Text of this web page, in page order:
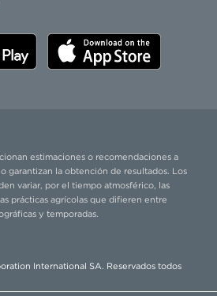
estimaciones o recomendaciones a
garantizan la obtención de resultados. Los
variar, por el tiempo atmosférico, las
prácticas agrícolas que difieren entre
y temporadas.
International SA. Reservados todos